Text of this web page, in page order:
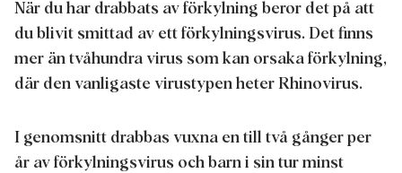
När du har drabbats av förkylning beror det på att
du blivit smittad av ett förkylningsvirus. Det finns
mer än tvåhundra virus som kan orsaka förkylning,
där den vanligaste virustypen heter Rhinovirus.
I genomsnitt drabbas vuxna en till två gånger per
år av förkylningsvirus och barn i sin tur minst